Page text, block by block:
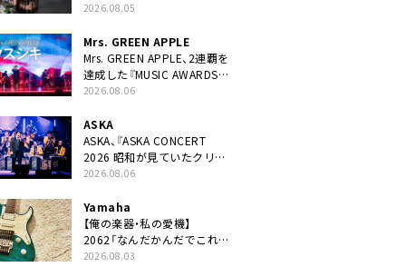
ニット・TAKARAがデビュー
2026.08.05
Mrs. GREEN APPLE
Mrs. GREEN APPLE、2連覇を
達成した『MUSIC AWARDS
JAPAN 2026』での「クスシ
YouTube公開
2026.08.06
ASKA
ASKA、『ASKA CONCERT
2026 昭和が見ていたクリス
マス!? 』発売＆上映決定
2026.08.06
Yamaha
【俺の楽器・私の愛機】
2062「なんだかんだでこれが
1番」
2026.08.03